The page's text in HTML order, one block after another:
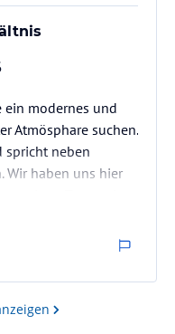
modernes und
Atmösphare suchen.
spricht neben
Wir haben uns hier
Guesthouse.
und ist die
zu erkunden. (
Interent und Handy